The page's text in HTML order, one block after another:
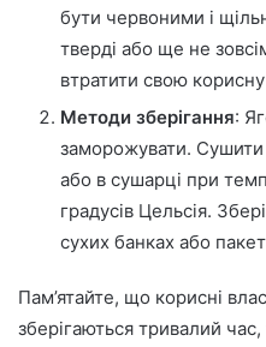
бути червоними і
тверді або ще не
втратити свою
Методи зберігання:
заморожувати. Сушити
або в сушарці при
градусів Цельсія.
сухих банках або
Пам’ятайте, що корисні
зберігаються тривалий